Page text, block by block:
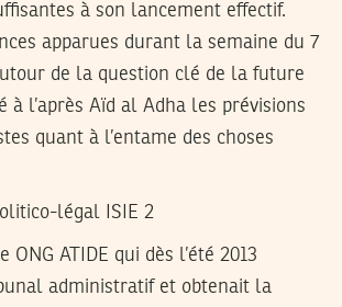
à son lancement effectif.
apparues durant la semaine du 7
de la question clé de la future
à l’après Aïd al Adha les prévisions
quant à l’entame des choses
légal ISIE 2
ONG ATIDE qui dès l’été 2013
administratif et obtenait la